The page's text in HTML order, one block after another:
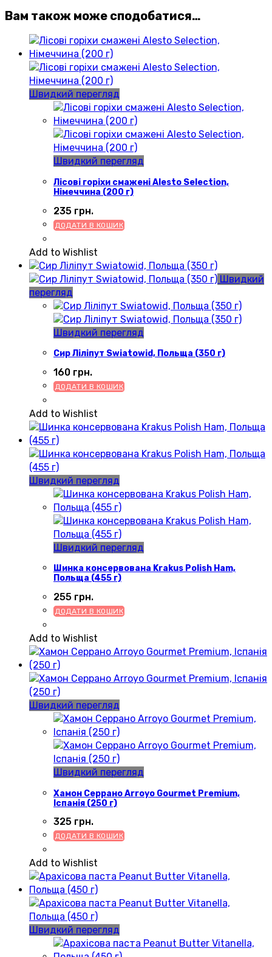
Вам також може сподобатися…
Швидкий перегляд
Швидкий перегляд
Лісові горіхи смажені Alesto Selection,
Німеччина (200 г)
235 грн.
ДОДАТИ В КОШИК
Add to Wishlist
Швидкий
перегляд
Швидкий перегляд
Сир Ліліпут Swiatowid, Польща (350 г)
160 грн.
ДОДАТИ В КОШИК
Add to Wishlist
Швидкий перегляд
Швидкий перегляд
Шинка консервована Krakus Polish Ham,
Польща (455 г)
255 грн.
ДОДАТИ В КОШИК
Add to Wishlist
Швидкий перегляд
Швидкий перегляд
Хамон Серрано Arroyo Gourmet Premium,
Іспанія (250 г)
325 грн.
ДОДАТИ В КОШИК
Add to Wishlist
Швидкий перегляд